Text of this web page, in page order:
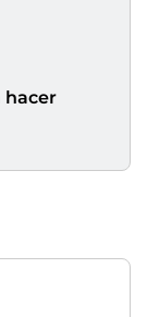
hacer